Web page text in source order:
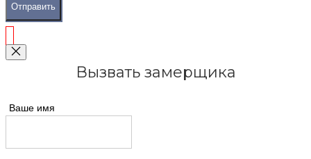
Отправить
Вызвать замерщика
Ваше имя